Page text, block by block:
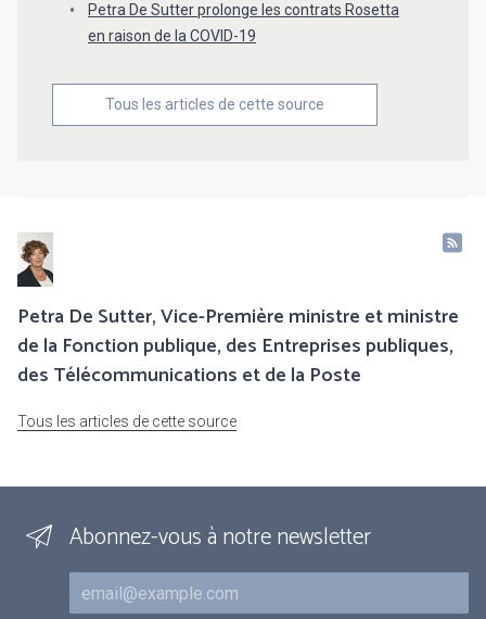
Petra De Sutter prolonge les contrats Rosetta
en raison de la COVID-19
Tous les articles de cette source
Petra De Sutter, Vice-Première ministre et ministre
de la Fonction publique, des Entreprises publiques,
des Télécommunications et de la Poste
Tous les articles de cette source
Abonnez-vous à notre newsletter
Courriel